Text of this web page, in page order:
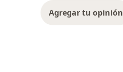
Agregar tu opinión